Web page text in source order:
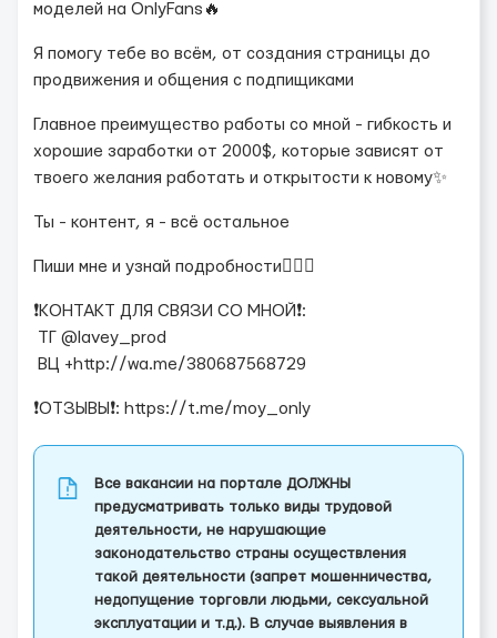
моделей на OnlyFans🔥
Я помогу тебе во всём, от создания страницы до
продвижения и общения с подпищиками
Главное преимущество работы со мной - гибкость и
хорошие заработки от 2000$, которые зависят от
твоего желания работать и открытости к новому✨
Ты - контент, я - всё остальное
Пиши мне и узнай подробности❤️‍🔥🌹
❗️КОНТАКТ ДЛЯ СВЯЗИ СО МНОЙ❗️:
ТГ @lavey_prod
ВЦ +http://wa.me/380687568729
❗️ОТЗЫВЫ❗️: https://t.me/moy_only
Все вакансии на портале ДОЛЖНЫ
предусматривать только виды трудовой
деятельности, не нарушающие
законодательство страны осуществления
такой деятельности (запрет мошенничества,
недопущение торговли людьми, сексуальной
эксплуатации и т.д.). В случае выявления в